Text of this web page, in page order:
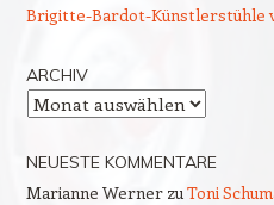
Brigitte-Bardot-Künstlerstühle
ARCHIV
Archiv
NEUESTE KOMMENTARE
Marianne Wernerzu Toni